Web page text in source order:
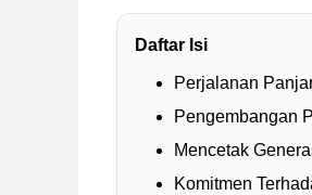
Daftar Isi
Perjalanan
Pengembangan
Mencetak
Komitmen